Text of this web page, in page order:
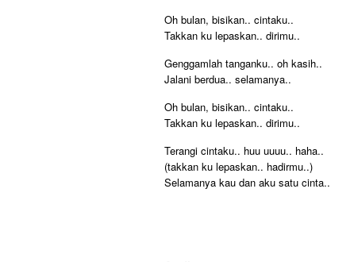
Oh bulan, bisikan.. cintaku..
Takkan ku lepaskan.. dirimu..
Genggamlah tanganku.. oh kasih..
Jalani berdua.. selamanya..
Oh bulan, bisikan.. cintaku..
Takkan ku lepaskan.. dirimu..
Terangi cintaku.. huu uuuu.. haha..
(takkan ku lepaskan.. hadirmu..)
Selamanya kau dan aku satu cinta..